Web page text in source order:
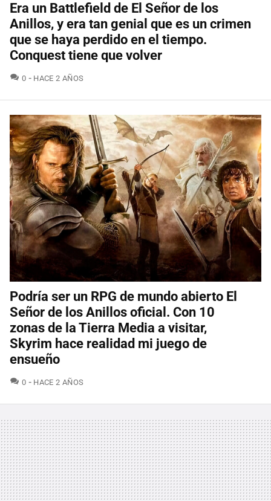
Era un Battlefield de El Señor de los
Anillos, y era tan genial que es un crimen
que se haya perdido en el tiempo.
Conquest tiene que volver
0 COMENTARIOS
HACE 2 AÑOS
Podría ser un RPG de mundo abierto El
Señor de los Anillos oficial. Con 10
zonas de la Tierra Media a visitar,
Skyrim hace realidad mi juego de
ensueño
0 COMENTARIOS
HACE 2 AÑOS